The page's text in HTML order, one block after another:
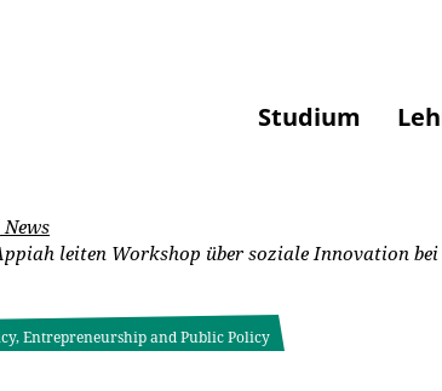
Studium
News
leiten Workshop über soziale Innovation
Entrepreneurship and Public Policy